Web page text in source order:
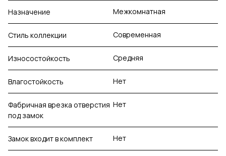
Назначение Межкомнатная
Стиль коллекции Современная
Износостойкость Средняя
Влагостойкость Нет
Фабричная врезка отверстия
под замок
Нет
Замок входит в комплект Нет